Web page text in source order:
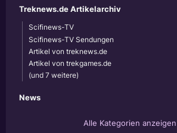
Treknews.de Artikelarchiv
Scifinews-TV
Scifinews-TV Sendungen
Artikel von treknews.de
Artikel von trekgames.de
(und 7 weitere)
News
Alle Kategorien anzeigen